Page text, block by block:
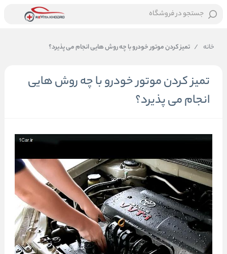
جستجو در فروشگاه
خانه / تمیز کردن موتور خودرو با چه روش هایی انجام می پذیرد؟
تمیز کردن موتور خودرو با چه روش هایی
انجام می پذیرد؟